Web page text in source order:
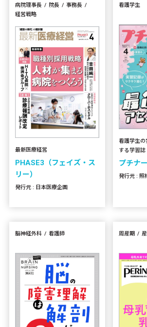
病院理事長 院長
事務長
経営戦略
最新医療経営
PHASE3（フェイズ・ス
リー）
発行元 : 日本医療企画
看護学生
看護学生
する学習誌
プチナ
発行元 : 照
脳神経外科 看護師 周産期